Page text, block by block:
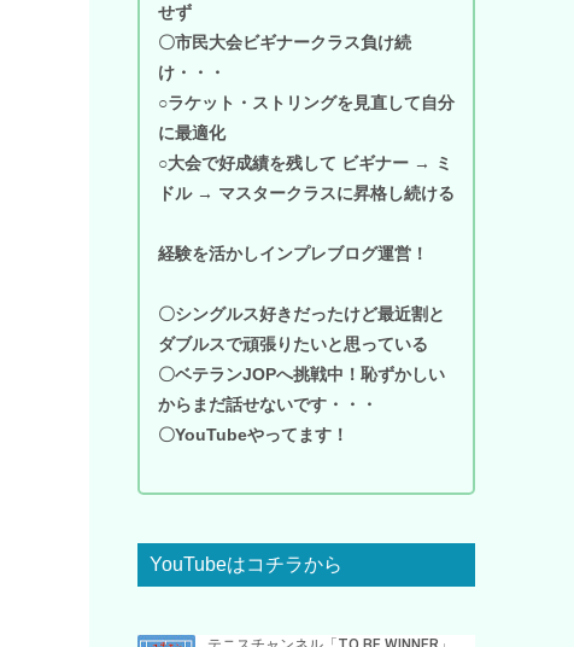
せず
〇市民大会ビギナークラス負け続
け・・・
○ラケット・ストリングを見直して自分
に最適化
○大会で好成績を残して ビギナー → ミ
ドル → マスタークラスに昇格し続ける
経験を活かしインプレブログ運営！
〇シングルス好きだったけど最近割と
ダブルスで頑張りたいと思っている
〇ベテランJOPへ挑戦中！恥ずかしい
からまだ話せないです・・・
〇YouTubeやってます！
YouTubeはコチラから